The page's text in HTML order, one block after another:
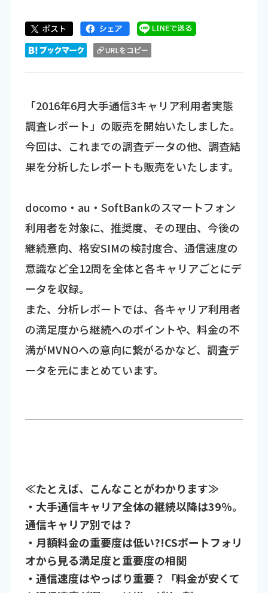
「2016年6月大手通信3キャリア利用者実態
調査レポート」の販売を開始いたしました。
今回は、これまでの調査データの他、調査結
果を分析したレポートも販売をいたします。
docomo・au・SoftBankのスマートフォン
利用者を対象に、推奨度、その理由、今後の
継続意向、格安SIMの検討度合、通信速度の
意識など全12問を全体と各キャリアごとにデ
ータを収録。
また、分析レポートでは、各キャリア利用者
の満足度から継続へのポイントや、料金の不
満がMVNOへの意向に繋がるかなど、調査デ
ータを元にまとめています。
≪たとえば、こんなことがわかります≫
・大手通信キャリア全体の継続以降は39％。
通信キャリア別では？
・月額料金の重要度は低い?!CSポートフォリ
オから見る満足度と重要度の相関
・通信速度はやっぱり重要？「料金が安くて